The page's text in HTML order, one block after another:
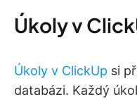
Úkoly v
Úkoly v ClickUp si
databázi. Každý